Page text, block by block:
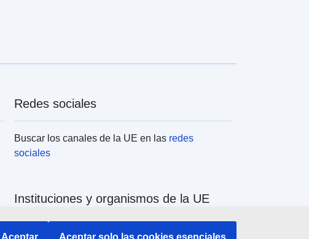
Redes sociales
Buscar los canales de la UE en las redes
sociales
Instituciones y organismos de la UE
Buscar todas las instituciones y órganos de la UE
Aceptar Aceptar solo las cookies esenciales